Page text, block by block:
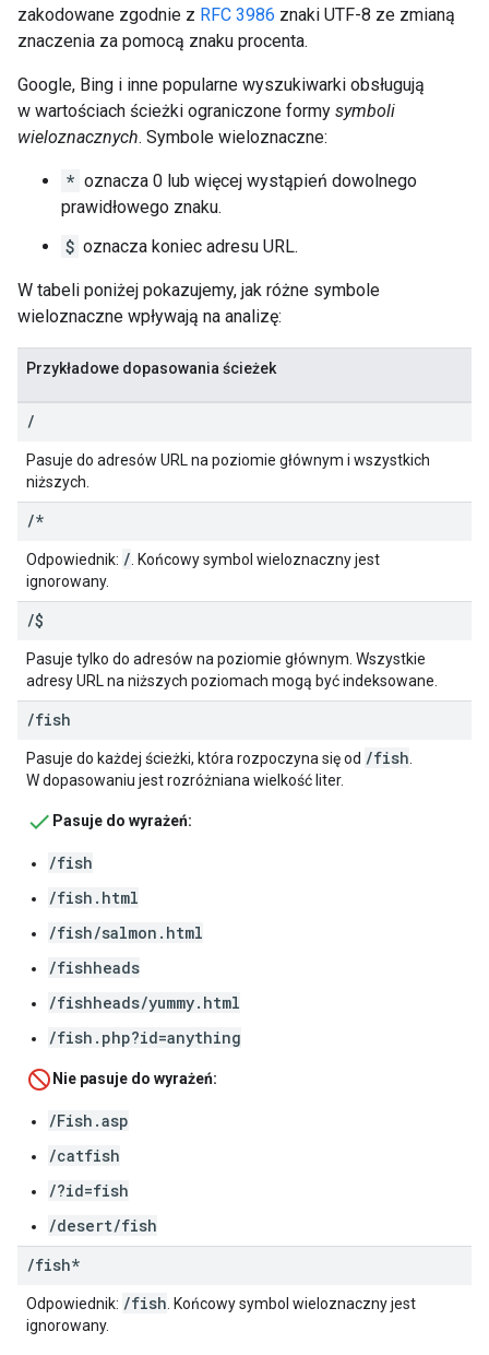
zakodowane zgodnie z RFC 3986 znaki UTF-8 ze zmianą
znaczenia za pomocą znaku procenta.
Google, Bing i inne popularne wyszukiwarki obsługują
w wartościach ścieżki ograniczone formy symboli
wieloznacznych. Symbole wieloznaczne:
* oznacza 0 lub więcej wystąpień dowolnego
prawidłowego znaku.
$ oznacza koniec adresu URL.
W tabeli poniżej pokazujemy, jak różne symbole
wieloznaczne wpływają na analizę:
Przykładowe dopasowania ścieżek
/
Pasuje do adresów URL na poziomie głównym i wszystkich
niższych.
/*
Odpowiednik: / . Końcowy symbol wieloznaczny jest
ignorowany.
/$
Pasuje tylko do adresów na poziomie głównym. Wszystkie
adresy URL na niższych poziomach mogą być indeksowane.
/fish
Pasuje do każdej ścieżki, która rozpoczyna się od /fish
W dopasowaniu jest rozróżniana wielkość liter.
Pasuje do wyrażeń:
/fish
/fish.html
/fish/salmon.html
/fishheads
/fishheads/yummy.html
/fish.php?id=anything
Nie pasuje do wyrażeń:
/Fish.asp
/catfish
/?id=fish
/desert/fish
/fish*
Odpowiednik: /fish . Końcowy symbol wieloznaczny jest
ignorowany.